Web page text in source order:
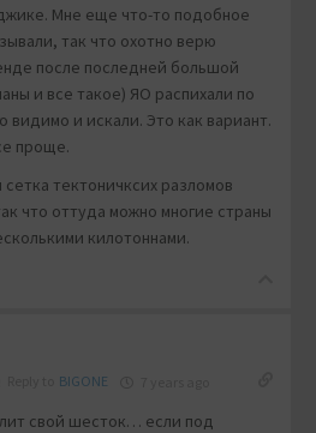
Мне еще что-то подобное
так что охотно верю
после последней большой
и все такое) ЯО распихали по
видимо и искали. Это как вариант.
проще.
тектоничксих разломов
что оттуда можно многие страны
килотоннами.
BIGONE
свой шесток… если под